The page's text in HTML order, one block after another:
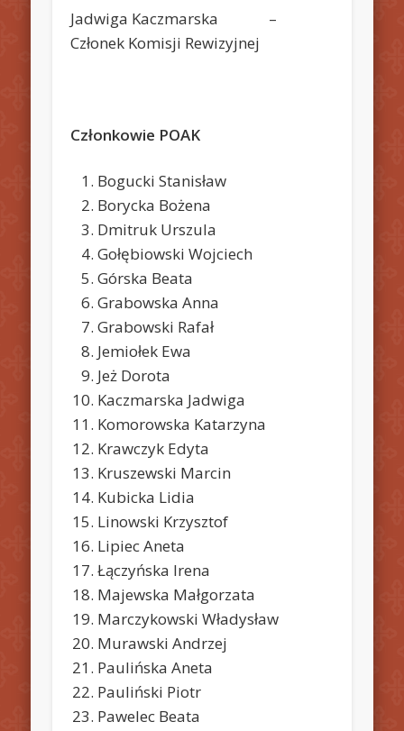
Jadwiga Kaczmarska –
Członek Komisji Rewizyjnej
Członkowie POAK
Bogucki Stanisław
Borycka Bożena
Dmitruk Urszula
Gołębiowski Wojciech
Górska Beata
Grabowska Anna
Grabowski Rafał
Jemiołek Ewa
Jeż Dorota
Kaczmarska Jadwiga
Komorowska Katarzyna
Krawczyk Edyta
Kruszewski Marcin
Kubicka Lidia
Linowski Krzysztof
Lipiec Aneta
Łączyńska Irena
Majewska Małgorzata
Marczykowski Władysław
Murawski Andrzej
Paulińska Aneta
Pauliński Piotr
Pawelec Beata